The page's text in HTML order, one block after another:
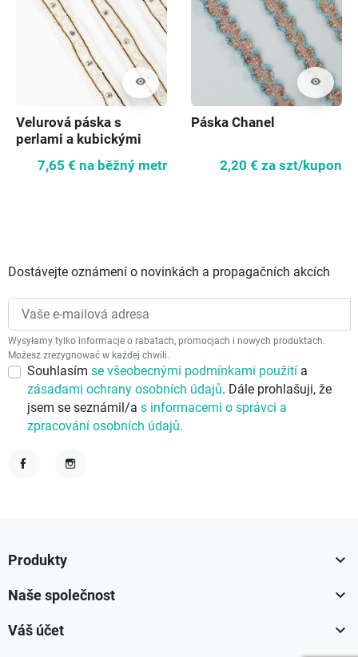
visibility
Velurová páska s
perlami a kubickými
7,65 € na běžný metr
visibility
Páska Chanel
2,20 € za szt/kupon
Dostávejte oznámení o novinkách a propagačních akcích
Wysyłamy tylko informacje o rabatach, promocjach i nowych produktach.
Możesz zrezygnować w każdej chwili.
Souhlasím se všeobecnými podmínkami použití a
zásadami ochrany osobních údajů. Dále prohlašuji, že
jsem se seznámil/a s informacemi o správci a
zpracování osobních údajů.
Produkty 
Naše společnost 
Váš účet
